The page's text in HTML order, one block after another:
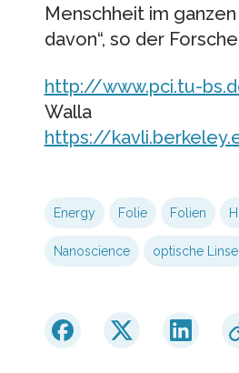
Menschheit im
davon“, so der
http://www.pci.tu-
Walla
https://
Energy Folie Folien
Nanoscience optische